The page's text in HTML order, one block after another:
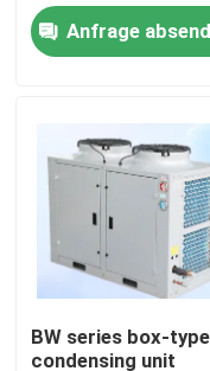
Kontaktieren Sie
Neuigkeiten
Rechtssachen
Bitte um ein
coolroom
für Verdampfer
Anfrage
BW series box-type
condensing unit